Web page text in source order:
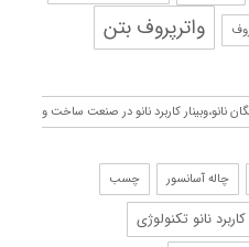
واترپروف بتن
نانو،وبینار کاربرد نانو در صنعت ساخت و
چاله آسانسور چسب
کاربرد نانو تکنولوژی